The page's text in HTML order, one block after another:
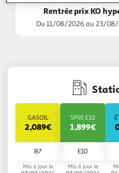
Rentrée prix KO
Du 11/08/2026 au 23/
GASOIL
2,089€
B7
Mis à jour le
SP95 E10
1,899€
E10
Mis à jour le